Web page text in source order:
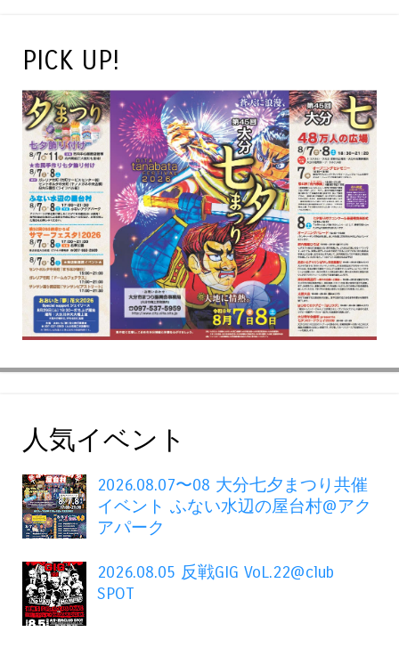
PICK UP!
人気イベント
2026.08.07〜08 大分七夕まつり共催
イベント ふない水辺の屋台村@アク
アパーク
2026.08.05 反戦GIG VoL.22@club
SPOT